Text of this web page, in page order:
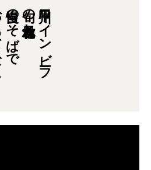
甲州ワインビーフ
旬の地元食材と
自慢のそばで